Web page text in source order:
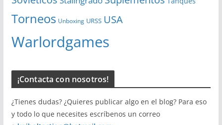
Torneos Unboxing URSS USA
Warlordgames
¡Contacta con nosotros!
¿Tienes dudas? ¿Quieres publicar algo en el blog? Para eso
y todo lo que necesites escríbenos un correo